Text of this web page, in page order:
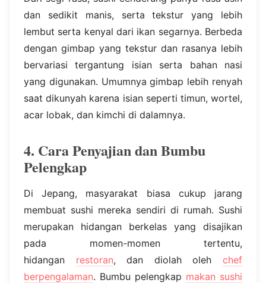
dan sedikit manis, serta tekstur yang lebih
lembut serta kenyal dari ikan segarnya. Berbeda
dengan gimbap yang tekstur dan rasanya lebih
bervariasi tergantung isian serta bahan nasi
yang digunakan. Umumnya gimbap lebih renyah
saat dikunyah karena isian seperti timun, wortel,
acar lobak, dan kimchi di dalamnya.
4. Cara Penyajian dan Bumbu
Pelengkap
Di Jepang, masyarakat biasa cukup jarang
membuat sushi mereka sendiri di rumah. Sushi
merupakan hidangan berkelas yang disajikan
pada momen-momen tertentu,
hidangan restoran, dan diolah olehchef
berpengalaman. Bumbu pelengkap makan sushi